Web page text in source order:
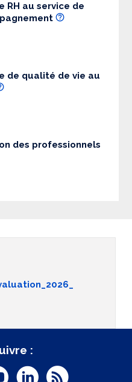
RH au service de
de qualité de vie au
des professionnels
:
Y
L
R